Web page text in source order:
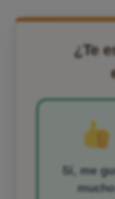
¿Te
Sí, me
mucho